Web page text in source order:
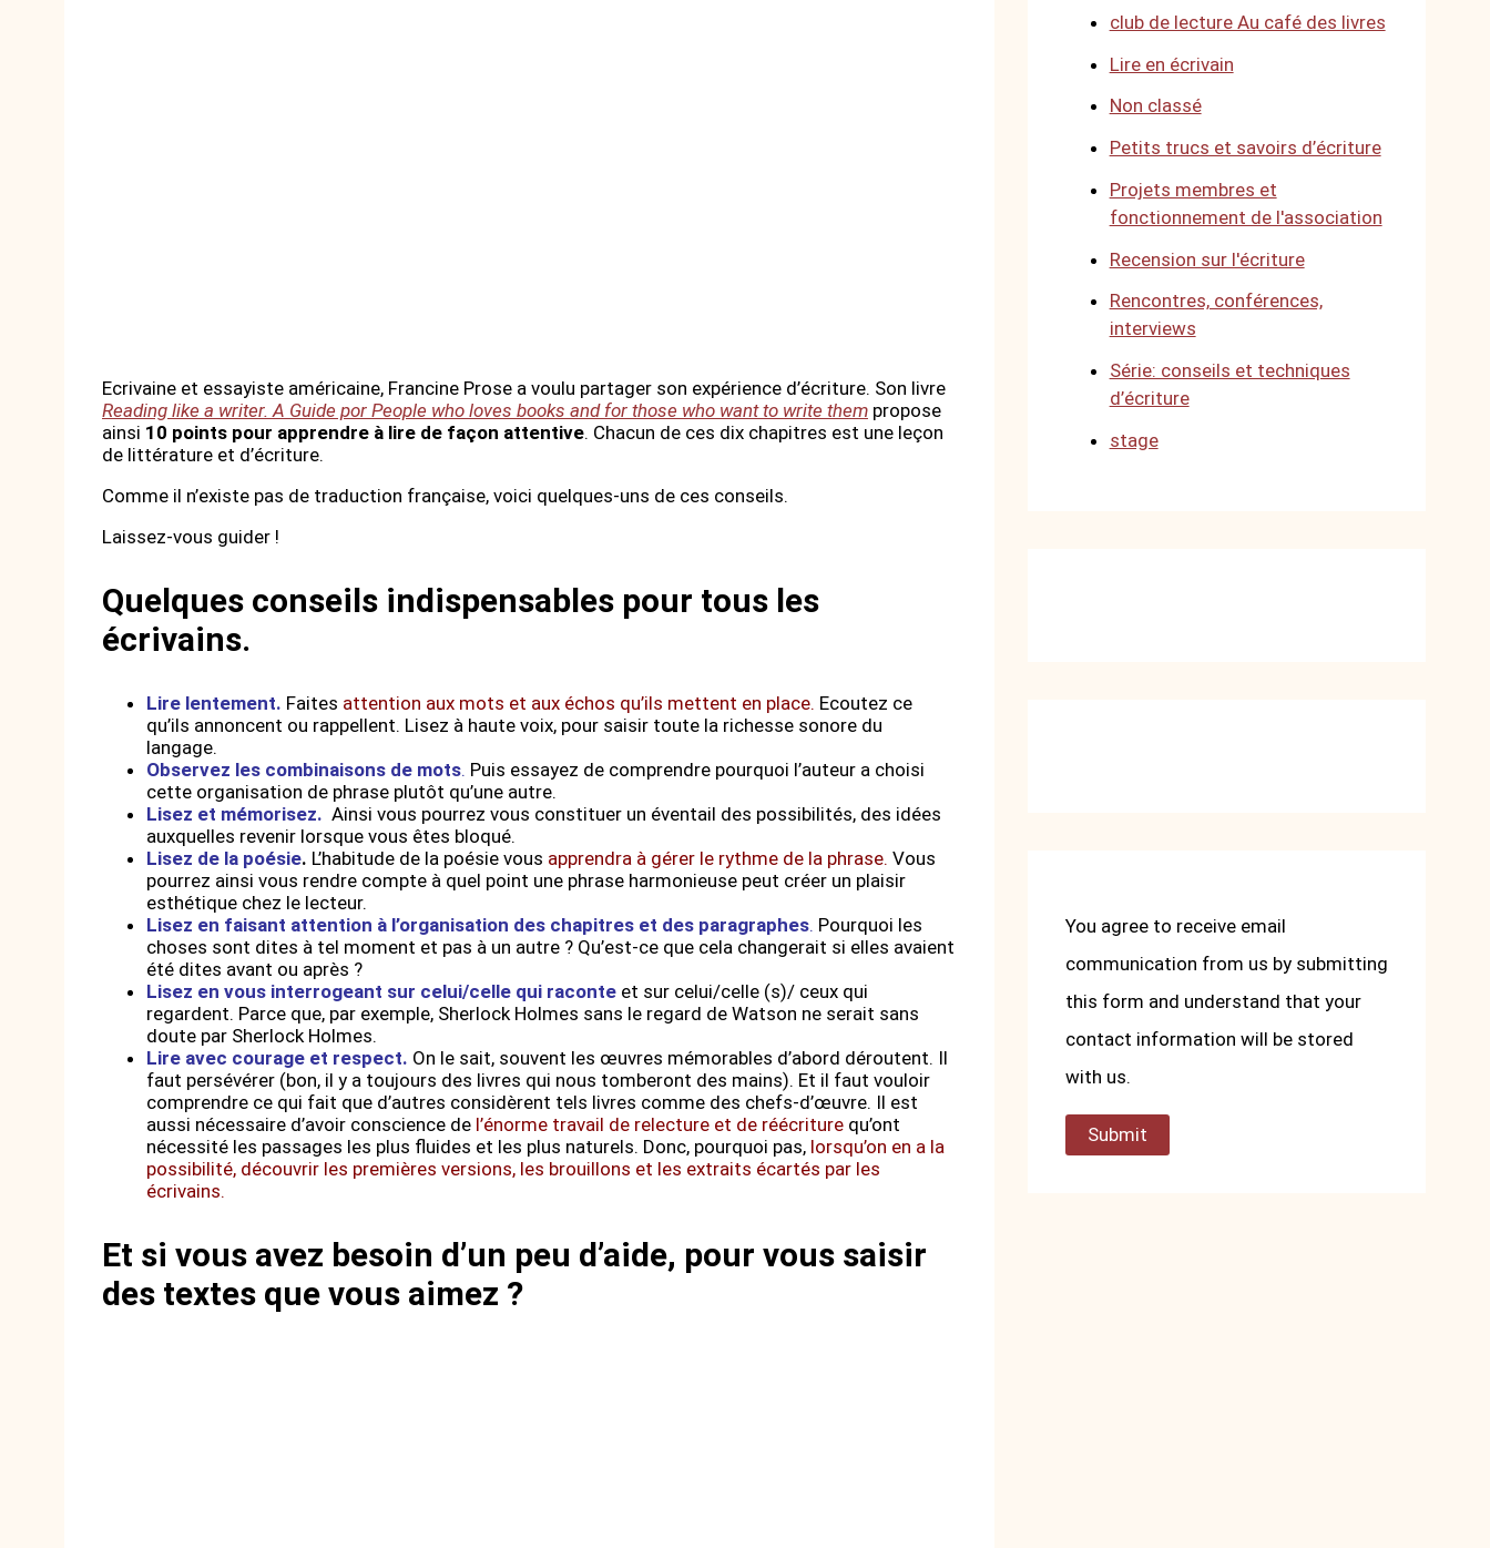
Ecrivaine et essayiste américaine, Francine Prose a voulu partager son expérience d’écriture. Son livre
Reading like a writer. A Guide por People who loves books and for those who want to write them propose
ainsi 10 points pour apprendre à lire de façon attentive. Chacun de ces dix chapitres est une leçon
de littérature et d’écriture.
Comme il n’existe pas de traduction française, voici quelques-uns de ces conseils.
Laissez-vous guider !
Quelques conseils indispensables pour tous les
écrivains.
Lire lentement. Faites attention aux mots et aux échos qu’ils mettent en place. Ecoutez ce
qu’ils annoncent ou rappellent. Lisez à haute voix, pour saisir toute la richesse sonore du
langage.
Observez les combinaisons de mots. Puis essayez de comprendre pourquoi l’auteur a choisi
cette organisation de phrase plutôt qu’une autre.
Lisez et mémorisez. Ainsi vous pourrez vous constituer un éventail des possibilités, des idées
auxquelles revenir lorsque vous êtes bloqué.
Lisez de la poésie. L’habitude de la poésie vous apprendra à gérer le rythme de la phrase. Vous
pourrez ainsi vous rendre compte à quel point une phrase harmonieuse peut créer un plaisir
esthétique chez le lecteur.
Lisez en faisant attention à l’organisation des chapitres et des paragraphes. Pourquoi les
choses sont dites à tel moment et pas à un autre ? Qu’est-ce que cela changerait si elles avaient
été dites avant ou après ?
Lisez en vous interrogeant sur celui/celle qui raconte et sur celui/celle (s)/ ceux qui
regardent. Parce que, par exemple, Sherlock Holmes sans le regard de Watson ne serait sans
doute par Sherlock Holmes.
Lire avec courage et respect. On le sait, souvent les œuvres mémorables d’abord déroutent. Il
faut persévérer (bon, il y a toujours des livres qui nous tomberont des mains). Et il faut vouloir
comprendre ce qui fait que d’autres considèrent tels livres comme des chefs-d’œuvre. Il est
aussi nécessaire d’avoir conscience de l’énorme travail de relecture et de réécriture qu’ont
nécessité les passages les plus fluides et les plus naturels. Donc, pourquoi pas, lorsqu’on en a la
possibilité, découvrir les premières versions, les brouillons et les extraits écartés par les
écrivains.
Et si vous avez besoin d’un peu d’aide, pour vous saisir
des textes que vous aimez ?
club de lecture Au café des livres
Lire en écrivain
Non classé
Petits trucs et savoirs d’écriture
Projets membres et
fonctionnement de l'association
Recension sur l'écriture
Rencontres, conférences,
interviews
Série: conseils et techniques
d’écriture
stage
You agree to receive email
communication from us by submitting
this form and understand that your
contact information will be stored
with us.
Submit